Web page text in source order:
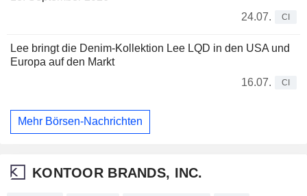
24.07.
CI
Lee bringt die Denim-Kollektion Lee LQD in den USA und
Europa auf den Markt
16.07.
CI
Mehr Börsen-Nachrichten
KONTOOR BRANDS, INC.